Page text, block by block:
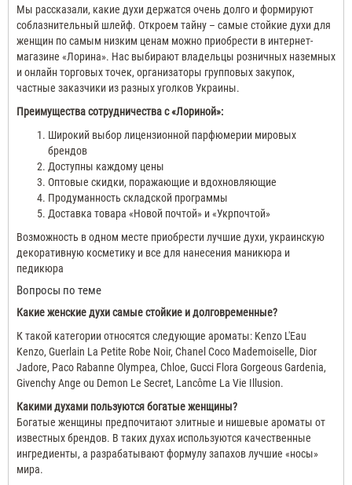
Мы рассказали, какие духи держатся очень долго и формируют
соблазнительный шлейф. Откроем тайну – самые стойкие духи для
женщин по самым низким ценам можно приобрести в интернет-
магазине «Лорина». Нас выбирают владельцы розничных наземных
и онлайн торговых точек, организаторы групповых закупок,
частные заказчики из разных уголков Украины.
Преимущества сотрудничества с «Лориной»:
Широкий выбор лицензионной парфюмерии мировых
брендов
Доступны каждому цены
Оптовые скидки, поражающие и вдохновляющие
Продуманность складской программы
Доставка товара «Новой почтой» и «Укрпочтой»
Возможность в одном месте приобрести лучшие духи, украинскую
декоративную косметику и все для нанесения маникюра и
педикюра
Вопросы по теме
Какие женские духи самые стойкие и долговременные?
К такой категории относятся следующие ароматы: Kenzo L'Eau
Kenzo, Guerlain La Petite Robe Noir, Chanel Coco Mademoiselle, Dior
Jadore, Paco Rabanne Olympea, Chloe, Gucci Flora Gorgeous Gardenia,
Givenchy Ange ou Demon Le Secret, Lancôme La Vie Illusion.
Какими духами пользуются богатые женщины?
Богатые женщины предпочитают элитные и нишевые ароматы от
известных брендов. В таких духах используются качественные
ингредиенты, а разрабатывают формулу запахов лучшие «носы»
мира.